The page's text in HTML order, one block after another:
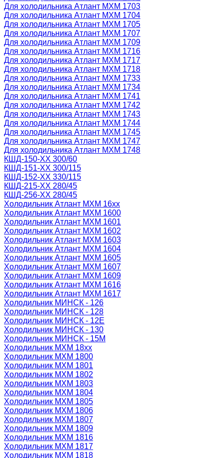
Для холодильника Атлант МХМ 1703
Для холодильника Атлант МХМ 1704
Для холодильника Атлант МХМ 1705
Для холодильника Атлант МХМ 1707
Для холодильника Атлант МХМ 1709
Для холодильника Атлант МХМ 1716
Для холодильника Атлант МХМ 1717
Для холодильника Атлант МХМ 1718
Для холодильника Атлант МХМ 1733
Для холодильника Атлант МХМ 1734
Для холодильника Атлант МХМ 1741
Для холодильника Атлант МХМ 1742
Для холодильника Атлант МХМ 1743
Для холодильника Атлант МХМ 1744
Для холодильника Атлант МХМ 1745
Для холодильника Атлант МХМ 1747
Для холодильника Атлант МХМ 1748
КШД-150-ХХ 300/60
КШД-151-ХХ 300/115
КШД-152-ХХ 330/115
КШД-215-ХХ 280/45
КШД-256-ХХ 280/45
Холодильник Атлант МХМ 16xx
Холодильник Атлант МХМ 1600
Холодильник Атлант МХМ 1601
Холодильник Атлант МХМ 1602
Холодильник Атлант МХМ 1603
Холодильник Атлант МХМ 1604
Холодильник Атлант МХМ 1605
Холодильник Атлант МХМ 1607
Холодильник Атлант МХМ 1609
Холодильник Атлант МХМ 1616
Холодильник Атлант МХМ 1617
Холодильник МИНСК - 126
Холодильник МИНСК - 128
Холодильник МИНСК - 12Е
Холодильник МИНСК - 130
Холодильник МИНСК - 15М
Холодильник МХМ 18xx
Холодильник МХМ 1800
Холодильник МХМ 1801
Холодильник МХМ 1802
Холодильник МХМ 1803
Холодильник МХМ 1804
Холодильник МХМ 1805
Холодильник МХМ 1806
Холодильник МХМ 1807
Холодильник МХМ 1809
Холодильник МХМ 1816
Холодильник МХМ 1817
Холодильник МХМ 1818